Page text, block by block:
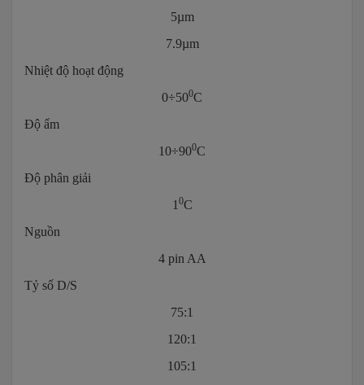
5µm
7.9µm
Nhiệt độ hoạt động
0÷500C
Độ ẩm
10÷900C
Độ phân giải
1 0C
Nguồn
4 pin AA
Tỷ số D/S
75:1
120:1
105:1